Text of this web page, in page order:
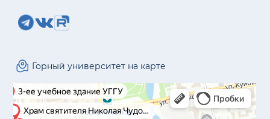
Горный университет на карте